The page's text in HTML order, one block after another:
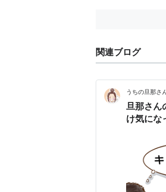
関連ブログ
うちの旦那さ
旦那さん
け気にな